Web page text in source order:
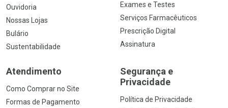
Ouvidoria
Nossas Lojas
Bulário
Sustentabilidade
Exames e Testes
Serviços Farmacêuticos
Prescrição Digital
Assinatura
Atendimento
Como Comprar no Site
Formas de Pagamento
Segurança e
Privacidade
Política de Privacidade